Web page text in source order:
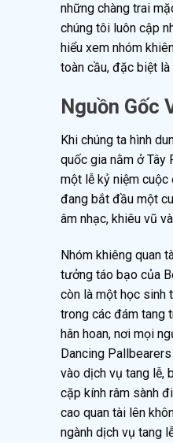
những chàng trai
chúng tôi luôn cập
hiểu xem nhóm
toàn cầu, đặc biệt
Nguồn Gốc
Khi chúng ta hình
quốc gia nằm ở Tây
một lễ kỷ niệm
đang bắt đầu một
âm nhạc, khiêu vũ
Nhóm khiêng quan
tưởng táo bạo của
còn là một học sinh
trong các đám tang
hân hoan, nơi mọi
Dancing
vào dịch vụ tang lễ,
cặp kính râm sành
cao quan tài lên
ngành dịch vụ tang